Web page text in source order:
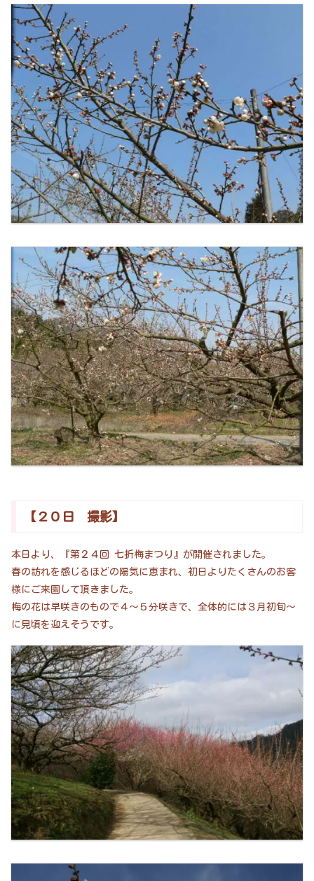
【２０日 撮影】
本日より、『第２４回 七折梅まつり』が開催されました。
春の訪れを感じるほどの陽気に恵まれ、初日よりたくさんのお客
様にご来園して頂きました。
梅の花は早咲きのもので４～５分咲きで、全体的には３月初旬～
に見頃を迎えそうです。